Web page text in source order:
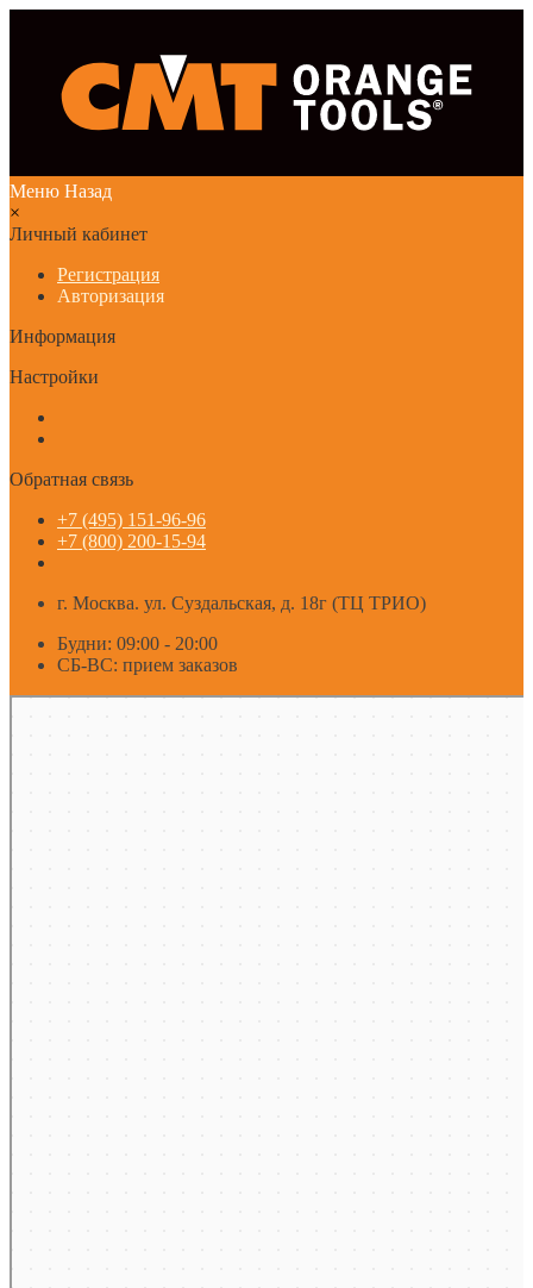
Меню Назад
×
Личный кабинет
Регистрация
Авторизация
Информация
Настройки
Обратная связь
+7 (495) 151-96-96
+7 (800) 200-15-94
г. Москва. ул. Суздальская, д. 18г (ТЦ ТРИО)
Будни: 09:00 - 20:00
СБ-ВС: прием заказов